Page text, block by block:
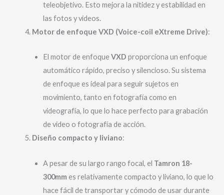
teleobjetivo. Esto mejora la nitidez y estabilidad en
las fotos y videos.
Motor de enfoque VXD (Voice-coil eXtreme Drive):
El motor de enfoque VXD proporciona un enfoque
automático rápido, preciso y silencioso. Su sistema
de enfoque es ideal para seguir sujetos en
movimiento, tanto en fotografía como en
videografía, lo que lo hace perfecto para grabación
de video o fotografía de acción.
Diseño compacto y liviano:
A pesar de su largo rango focal, el Tamron 18-
300mm es relativamente compacto y liviano, lo que lo
hace fácil de transportar y cómodo de usar durante